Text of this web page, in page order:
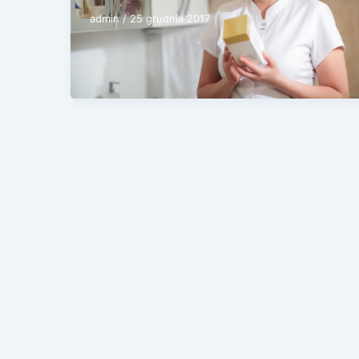
admin/25 grudnia 2017